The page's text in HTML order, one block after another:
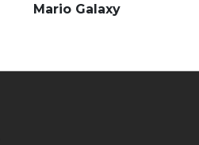
Mario Galaxy